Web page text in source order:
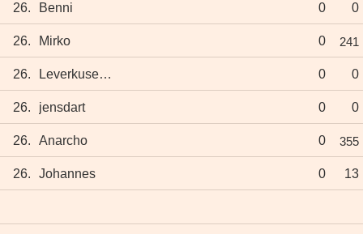
26. Benni 0 0
26. Mirko 0 241
26. Leverkusenerin 0 0
26. jensdart 0 0
26. Anarcho 0 355
26. Johannes 0 13